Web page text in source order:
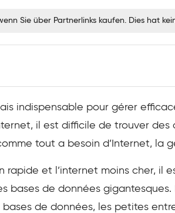
Sie über Partnerlinks kaufen. Dies hat
indispensable pour gérer
il est difficile de trouver
tout a besoin d’Internet, la
rapide et l’internet moins cher, il
bases de données
de données, les petites